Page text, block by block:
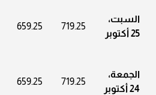
السبت،
25 أكتوبر
719.25
659.25
الجمعة،
24 أكتوبر
719.25
659.25